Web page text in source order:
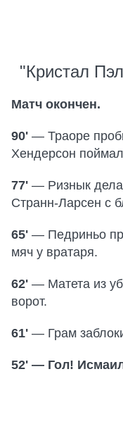
"Кристал
Матч окончен.
90' — Траоре
Хендерсон
77' — Ризнык
Странн-Ларсен с
65' — Педриньо
мяч у вратаря.
62' — Матета из
ворот.
61' — Грам
52' — Гол!